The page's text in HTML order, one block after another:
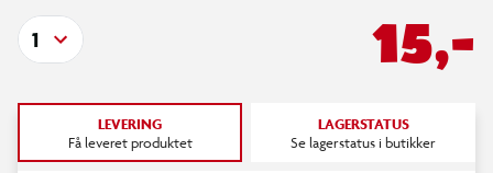
15,-
1
LEVERING
Få leveret produktet
LAGERSTATUS
Se lagerstatus i butikker